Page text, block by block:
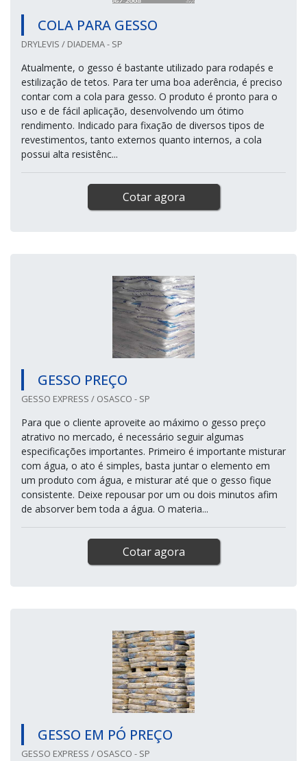
COLA PARA GESSO
DRYLEVIS / DIADEMA - SP
Atualmente, o gesso é bastante utilizado para rodapés e
estilização de tetos. Para ter uma boa aderência, é preciso
contar com a cola para gesso. O produto é pronto para o
uso e de fácil aplicação, desenvolvendo um ótimo
rendimento. Indicado para fixação de diversos tipos de
revestimentos, tanto externos quanto internos, a cola
possui alta resistênc...
Cotar agora
GESSO PREÇO
GESSO EXPRESS / OSASCO - SP
Para que o cliente aproveite ao máximo o gesso preço
atrativo no mercado, é necessário seguir algumas
especificações importantes. Primeiro é importante misturar
com água, o ato é simples, basta juntar o elemento em
um produto com água, e misturar até que o gesso fique
consistente. Deixe repousar por um ou dois minutos afim
de absorver bem toda a água. O materia...
Cotar agora
GESSO EM PÓ PREÇO
GESSO EXPRESS / OSASCO - SP